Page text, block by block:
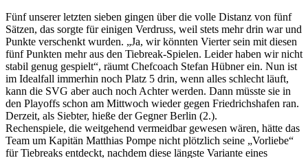
Fünf unserer letzten sieben gingen über die volle Distanz von fünf
Sätzen, das sorgte für einigen Verdruss, weil stets mehr drin war und
Punkte verschenkt wurden. „Ja, wir könnten Vierter sein mit diesen
fünf Punkten mehr aus den Tiebreak-Spielen. Leider haben wir nicht
stabil genug gespielt“, räumt Chefcoach Stefan Hübner ein. Nun ist
im Idealfall immerhin noch Platz 5 drin, wenn alles schlecht läuft,
kann die SVG aber auch noch Achter werden. Dann müsste sie in
den Playoffs schon am Mittwoch wieder gegen Friedrichshafen ran.
Derzeit, als Siebter, hieße der Gegner Berlin (2.).
Rechenspiele, die weitgehend vermeidbar gewesen wären, hätte das
Team um Kapitän Matthias Pompe nicht plötzlich seine „Vorliebe“
für Tiebreaks entdeckt, nachdem diese längste Variante eines